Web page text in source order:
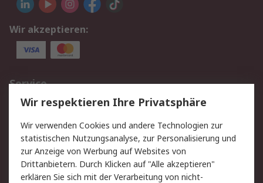
Wir akzeptieren:
Service
Value Added Services
Lieferlösungen
Rücksendungen
Kontakt
Hilfe
Rechtliches
Wir respektieren Ihre Privatsphäre
Wir verwenden Cookies und andere Technologien zur
statistischen Nutzungsanalyse, zur Personalisierung und
zur Anzeige von Werbung auf Websites von
Drittanbietern. Durch Klicken auf "Alle akzeptieren"
erklären Sie sich mit der Verarbeitung von nicht-